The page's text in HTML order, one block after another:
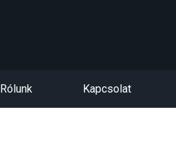
Rólunk Kapcsolat